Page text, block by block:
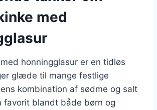
med
honningglasur er en tidløs
glæde til mange festlige
kombination af sødme og salt
favorit blandt både børn og